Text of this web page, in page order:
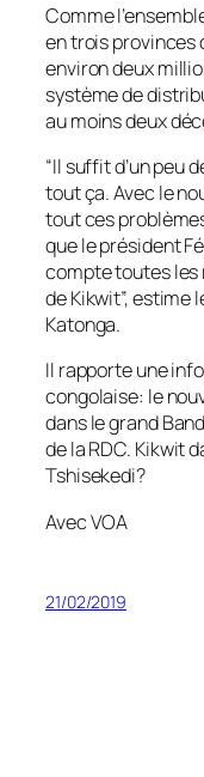
Comme
en trois provinces
environ deux
système de
au moins deux
“Il suffit d’un peu
tout ça. Avec le
tout ces
que le président
compte toutes les
de Kikwit”, estime
Katonga.
Il rapporte une
congolaise: le
dans le grand
de la RDC. Kikwit
Tshisekedi?
Avec VOA
21/02/2019